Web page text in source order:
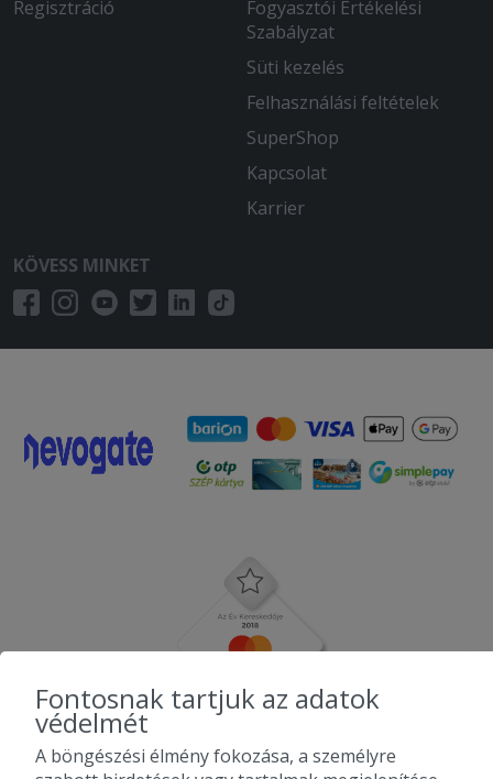
Regisztráció
Fogyasztói Értékelési
Szabályzat
Süti kezelés
Felhasználási feltételek
SuperShop
Kapcsolat
Karrier
KÖVESS MINKET
Fontosnak tartjuk az adatok
védelmét
A böngészési élmény fokozása, a személyre